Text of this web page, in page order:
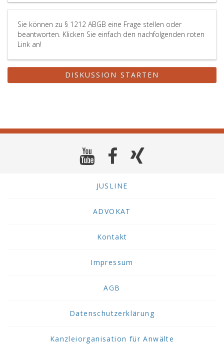
Sie können zu § 1212 ABGB eine Frage stellen oder
beantworten. Klicken Sie einfach den nachfolgenden roten
Link an!
DISKUSSION STARTEN
JUSLINE
ADVOKAT
Kontakt
Impressum
AGB
Datenschutzerklärung
Kanzleiorganisation für Anwälte